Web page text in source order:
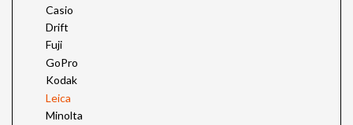
Casio
Drift
Fuji
GoPro
Kodak
Leica
Minolta